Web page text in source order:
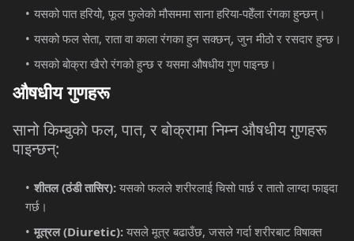
यसको पात हरियो, फूल फुलेको मौसममा साना हरिया-पहेँला रंगका हुन्छन्।
यसको फल सेता, राता वा काला रंगका हुन सक्छन्, जुन मीठो र रसदार हुन्छ।
यसको बोक्रा खैरो रंगको हुन्छ र यसमा औषधीय गुण पाइन्छ।
औषधीयगुणहरू
सानो किम्बुको फल, पात, र बोक्रामा निम्न औषधीय गुणहरू
पाइन्छन्:
शीतल (ठंडी तासिर): यसको फलले शरीरलाई चिसो पार्छ र तातो लाग्दा फाइदा
गर्छ।
मूत्रल (Diuretic): यसले मूत्र बढाउँछ, जसले गर्दा शरीरबाट विषाक्त